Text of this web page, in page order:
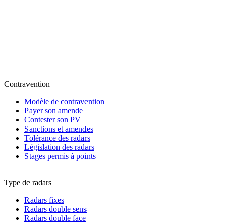
Contravention
Modèle de contravention
Payer son amende
Contester son PV
Sanctions et amendes
Tolérance des radars
Législation des radars
Stages permis à points
Type de radars
Radars fixes
Radars double sens
Radars double face